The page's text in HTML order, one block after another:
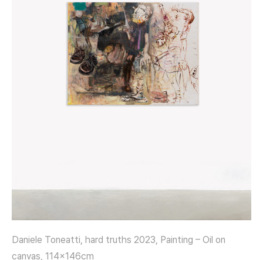
Daniele Toneatti, hard truths 2023, Painting – Oil on
canvas, 114x146cm